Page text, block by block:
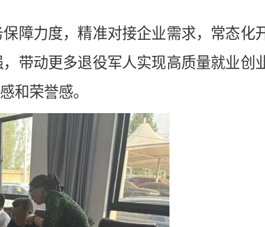
障力度，精准对接企业需求，常态化
带动更多退役军人实现高质量就业创
和荣誉感。